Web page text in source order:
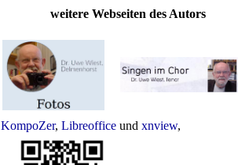
weitere Webseiten des Autors
KompoZer, Libreofficeund xnview,